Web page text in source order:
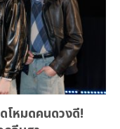
โหมดคนดวงดี!